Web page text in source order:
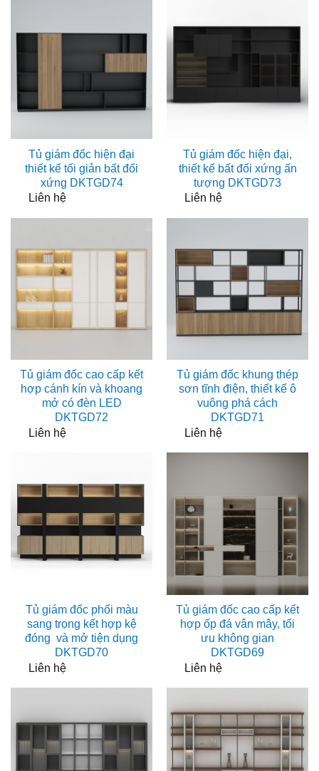
Tủ giám đốc hiện đại
thiết kế tối giản bất đối
xứng DKTGD74
Liên hệ
Tủ giám đốc hiện đại,
thiết kế bất đối xứng ấn
tượng DKTGD73
Liên hệ
Tủ giám đốc cao cấp kết
hợp cánh kín và khoang
mở có đèn LED
DKTGD72
Liên hệ
Tủ giám đốc khung thép
sơn tĩnh điện, thiết kế ô
vuông phá cách
DKTGD71
Liên hệ
Tủ giám đốc phối màu
sang trọng kết hợp kệ
đóng và mở tiện dụng
DKTGD70
Liên hệ
Tủ giám đốc cao cấp kết
hợp ốp đá vân mây, tối
ưu không gian
DKTGD69
Liên hệ